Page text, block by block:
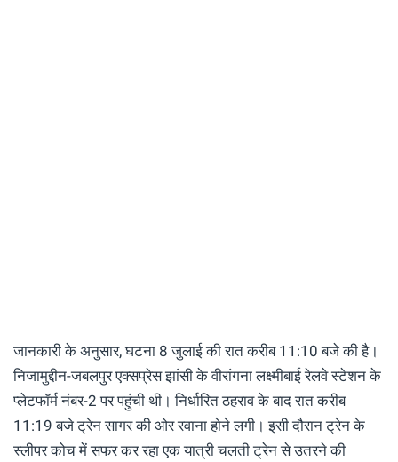
जानकारी के अनुसार, घटना 8 जुलाई की रात करीब 11:10 बजे की है।
निजामुद्दीन-जबलपुर एक्सप्रेस झांसी के वीरांगना लक्ष्मीबाई रेलवे स्टेशन के
प्लेटफॉर्म नंबर-2 पर पहुंची थी। निर्धारित ठहराव के बाद रात करीब
11:19 बजे ट्रेन सागर की ओर रवाना होने लगी। इसी दौरान ट्रेन के
स्लीपर कोच में सफर कर रहा एक यात्री चलती ट्रेन से उतरने की